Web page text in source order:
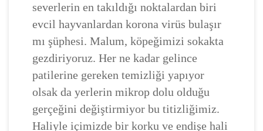
severlerin en takıldığı noktalardan biri
evcil hayvanlardan korona virüs bulaşır
mı şüphesi. Malum, köpeğimizi sokakta
gezdiriyoruz. Her ne kadar gelince
patilerine gereken temizliği yapıyor
olsak da yerlerin mikrop dolu olduğu
gerçeğini değiştirmiyor bu titizliğimiz.
Haliyle içimizde bir korku ve endişe hali